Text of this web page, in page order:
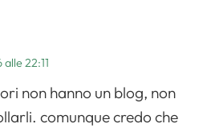
22:11
non hanno un blog, non
comunque credo che